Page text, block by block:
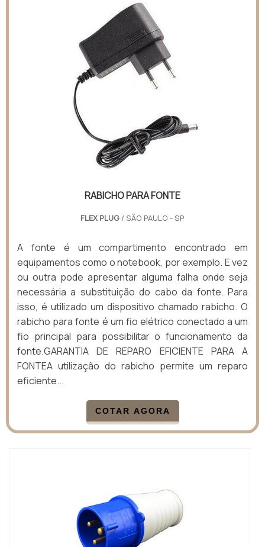
RABICHO PARA FONTE
FLEX PLUG / SÃO PAULO - SP
A fonte é um compartimento encontrado em
equipamentos como o notebook, por exemplo. E vez
ou outra pode apresentar alguma falha onde seja
necessária a substituição do cabo da fonte. Para
isso, é utilizado um dispositivo chamado rabicho. O
rabicho para fonte é um fio elétrico conectado a um
fio principal para possibilitar o funcionamento da
fonte.GARANTIA DE REPARO EFICIENTE PARA A
FONTEA utilização do rabicho permite um reparo
eficiente...
COTAR AGORA